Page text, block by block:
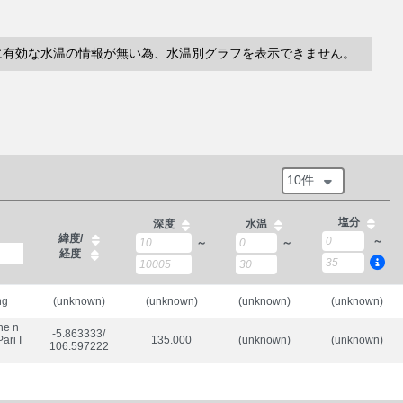
効な水温の情報が無い為、水温別グラフを表示できません。
10件
緯度/
経度
深度
～
水温
～
塩分
～
(unknown) (unknown) (unknown) (unknown)
n
I
-5.863333/
106.597222
135.000 (unknown) (unknown)